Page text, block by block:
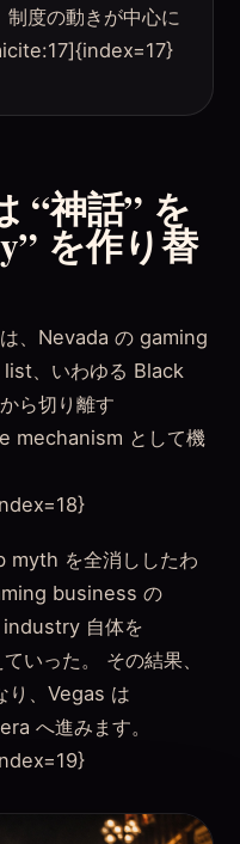
度の動きが中心に
“神話” を
を作り替
、Nevada の gaming
、いわゆる Black
ら切り離す
mechanism として機
myth を全消ししたわ
business の
自体を
いった。 その結果、
、Vegas は
へ進みます。